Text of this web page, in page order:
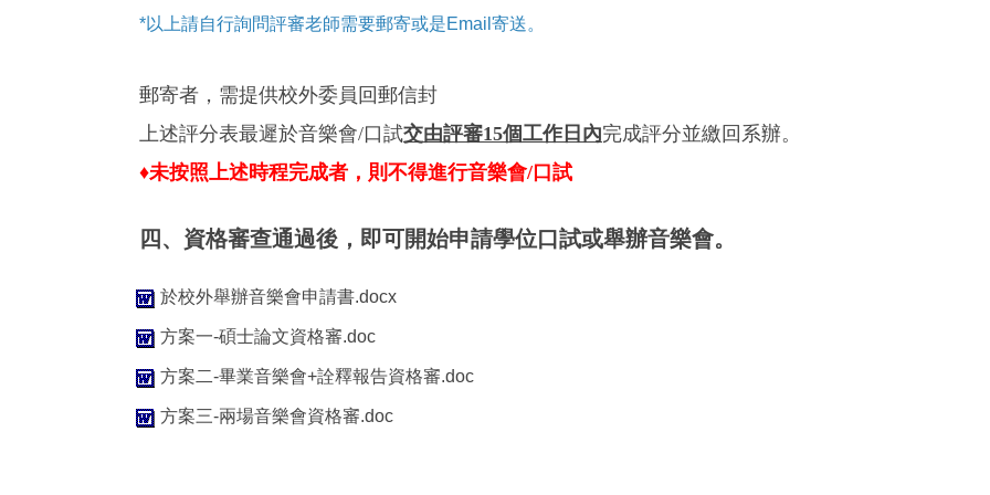
*以上請自行詢問評審老師需要郵寄或是Email寄送。
郵寄者，需提供校外委員回郵信封
上述評分表最遲於音樂會/口試交由評審15個工作日內完成評分並繳回系辦。
♦未按照上述時程完成者，則不得進行音樂會/口試
四、資格審查通過後，即可開始申請學位口試或舉辦音樂會。
於校外舉辦音樂會申請書.docx
方案一-碩士論文資格審.doc
方案二-畢業音樂會+詮釋報告資格審.doc
方案三-兩場音樂會資格審.doc